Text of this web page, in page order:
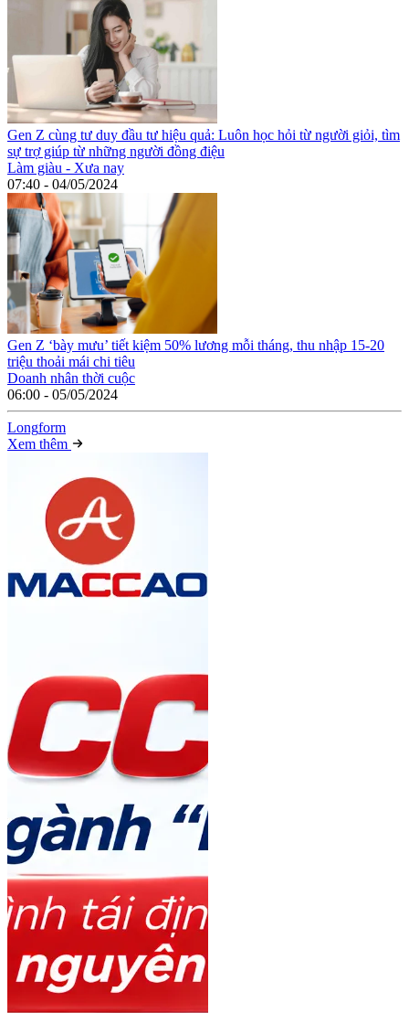
Gen Z cùng tư duy đầu tư hiệu quả: Luôn học hỏi từ người giỏi, tìm
sự trợ giúp từ những người đồng điệu
Làm giàu - Xưa nay
07:40 - 04/05/2024
Gen Z ‘bày mưu’ tiết kiệm 50% lương mỗi tháng, thu nhập 15-20
triệu thoải mái chi tiêu
Doanh nhân thời cuộc
06:00 - 05/05/2024
Longform
Xem thêm